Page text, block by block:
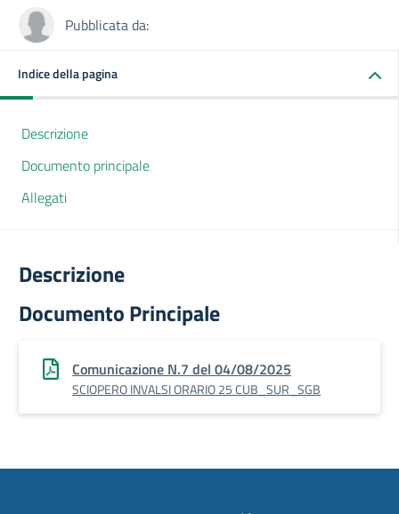
Pubblicata da:
Indice della pagina
Descrizione
Documento principale
Allegati
Descrizione
Documento Principale
Comunicazione N.7 del 04/08/2025
SCIOPERO INVALSI ORARIO 25 CUB_SUR_SGB